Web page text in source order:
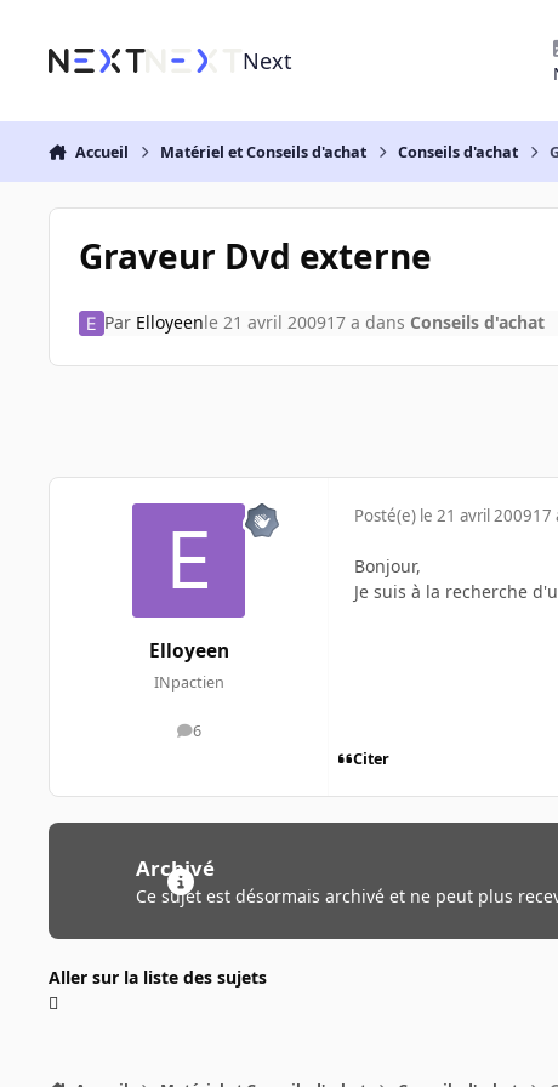
Next
Accueil Matériel et Conseils d'achat Conseils d'achat
Graveur Dvd externe
Par Elloyeenle 21 avril 200917 a dans Conseils d'achat
Elloyeen
INpactien
6
messages
Posté(e) le 21 avril 200917
Bonjour,
Je suis à la recherche
Citer
Archivé
Ce sujet est désormais archivé et ne peut plus
Aller sur la liste des sujets